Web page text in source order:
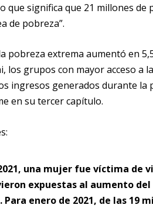
que significa que 21 millones
de pobreza”.
pobreza extrema aumentó en
los grupos con mayor acceso
ingresos generados durante la
en su tercer capítulo.
una mujer fue víctima de
expuestas al aumento
enero de 2021, de las 19